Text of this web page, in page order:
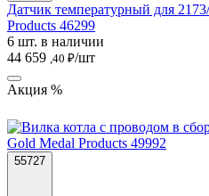
Датчик температурный для
Products 46299
6 шт. в наличии
44 659 ,40 ₽/шт
Акция %
55727